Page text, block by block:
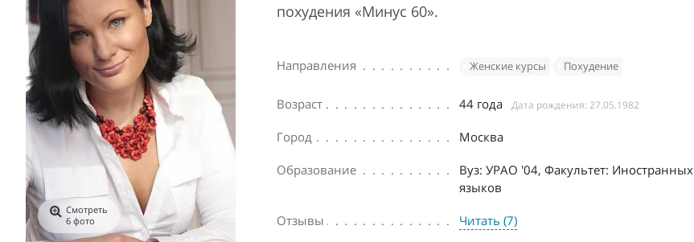
Смотреть
6 фото
похудения «Минус 60».
Направления Женские курсы Похудение
Возраст 44 года Дата рождения: 27.05.1982
Город Москва
Образование
Вуз: УРАО '04, Факультет: Иностранных
языков
Отзывы Читать (7)